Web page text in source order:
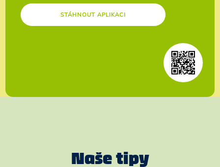
STÁHNOUT APLIKACI
Naše tipy